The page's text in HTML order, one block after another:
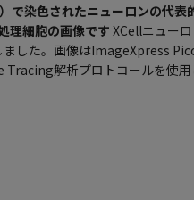
で染色されたニューロンの代
理細胞の画像です XCellニュー
ました。画像はImageXpress
Tracing解析プロトコールを使